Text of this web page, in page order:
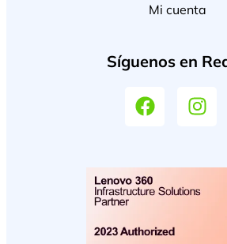
Mi cuenta
Síguenos en